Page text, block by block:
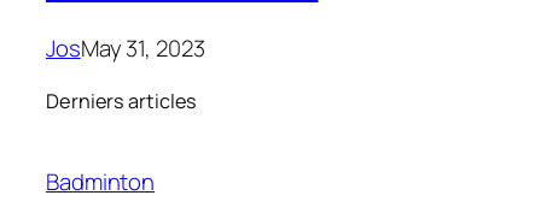
JosMay 31, 2023
Derniers articles
Badminton